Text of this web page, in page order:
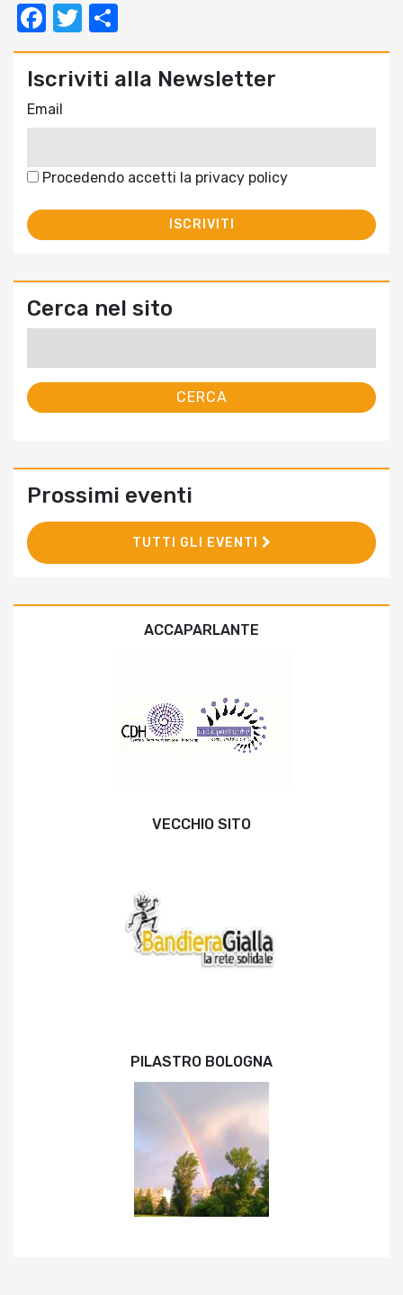
Facebook
Twitter
Iscriviti alla Newsletter
Email
Procedendo accetti la privacy policy
Cerca nel sito
Prossimi eventi
TUTTI GLI EVENTI
ACCAPARLANTE
VECCHIO SITO
PILASTRO BOLOGNA